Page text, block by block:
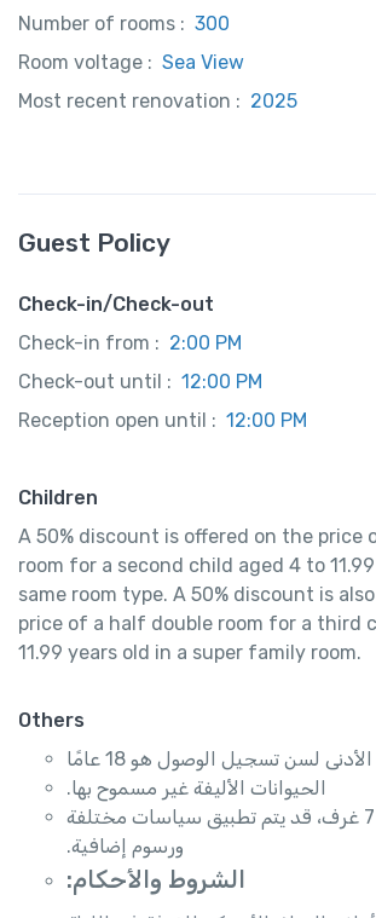
Number of rooms : 300
Room voltage : Sea View
Most recent renovation : 2025
Guest Policy
Check-in/Check-out
Check-in from : 2:00 PM
Check-out until : 12:00 PM
Reception open until : 12:00 PM
Children
A 50% discount is offered on the price
room for a second child aged 4 to
same room type. A 50% discount is
price of a half double room for a third
11.99 years old in a super family room.
Others
الأدنى لسن تسجيل الوصول هو 18 عامًا
الحيوانات الأليفة غير مسموح بها.
عند حجز أكثر من 7 غرف، قد يتم تطبيق سياسات مختلفة
ورسوم إضافية.
الشروط والأحكام: